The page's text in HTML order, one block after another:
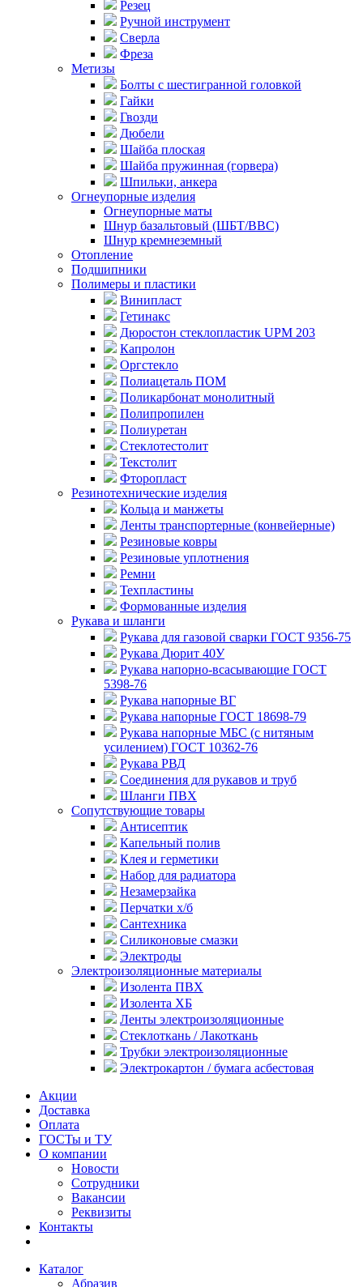
Резец
Ручной инструмент
Сверла
Фреза
Метизы
Болты с шестигранной головкой
Гайки
Гвозди
Дюбели
Шайба плоская
Шайба пружинная (горвера)
Шпильки, анкера
Огнеупорные изделия
Огнеупорные маты
Шнур базальтовый (ШБТ/ВВС)
Шнур кремнеземный
Отопление
Подшипники
Полимеры и пластики
Винипласт
Гетинакс
Дюростон стеклопластик UPM 203
Капролон
Оргстекло
Полиацеталь ПОМ
Поликарбонат монолитный
Полипропилен
Полиуретан
Стеклотестолит
Текстолит
Фторопласт
Резинотехнические изделия
Кольца и манжеты
Ленты транспортерные (конвейерные)
Резиновые ковры
Резиновые уплотнения
Ремни
Техпластины
Формованные изделия
Рукава и шланги
Рукава для газовой сварки ГОСТ 9356-75
Рукава Дюрит 40У
Рукава напорно-всасывающие ГОСТ
5398-76
Рукава напорные ВГ
Рукава напорные ГОСТ 18698-79
Рукава напорные МБС (с нитяным
усилением) ГОСТ 10362-76
Рукава РВД
Соединения для рукавов и труб
Шланги ПВХ
Сопутствующие товары
Антисептик
Капельный полив
Клея и герметики
Набор для радиатора
Незамерзайка
Перчатки х/б
Сантехника
Силиконовые смазки
Электроды
Электроизоляционные материалы
Изолента ПВХ
Изолента ХБ
Ленты электроизоляционные
Стеклоткань / Лакоткань
Трубки электроизоляционные
Электрокартон / бумага асбестовая
Акции
Доставка
Оплата
ГОСТы и ТУ
О компании
Новости
Сотрудники
Вакансии
Реквизиты
Контакты
Каталог
Абразив